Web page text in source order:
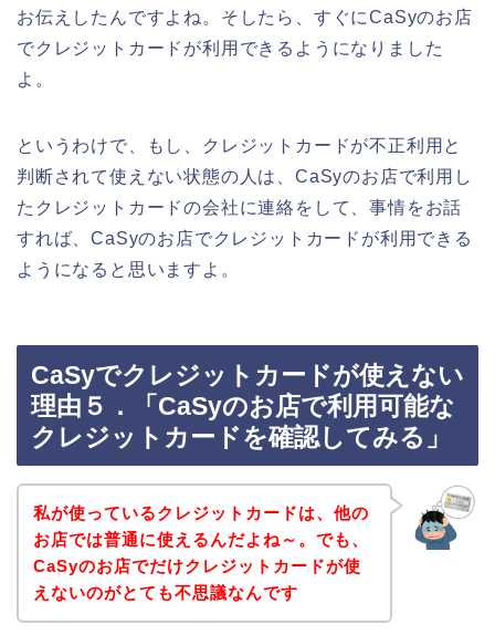
お伝えしたんですよね。そしたら、すぐにCaSyのお店
でクレジットカードが利用できるようになりました
よ。
というわけで、もし、クレジットカードが不正利用と
判断されて使えない状態の人は、CaSyのお店で利用し
たクレジットカードの会社に連絡をして、事情をお話
すれば、CaSyのお店でクレジットカードが利用できる
ようになると思いますよ。
CaSyでクレジットカードが使えない
理由５．「CaSyのお店で利用可能な
クレジットカードを確認してみる」
私が使っているクレジットカードは、他の
お店では普通に使えるんだよね～。でも、
CaSyのお店でだけクレジットカードが使
えないのがとても不思議なんです